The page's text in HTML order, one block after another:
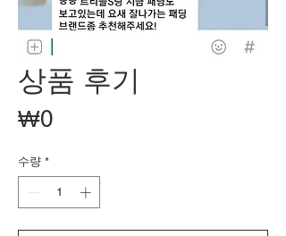
상품 후기
₩0가
수량 *